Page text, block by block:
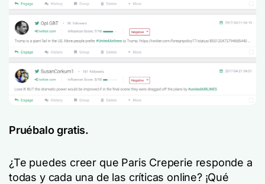
Pruébalo gratis.
¿Te puedes creer que Paris Creperie responde a
todas y cada una de las críticas online? ¡Qué